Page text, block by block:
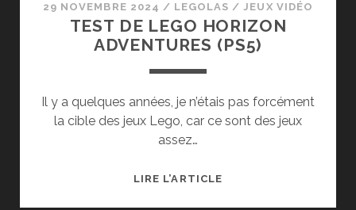
29 NOVEMBRE 2024 / LEGOLAS /JEUX VIDÉO
TEST DE LEGO HORIZON
ADVENTURES (PS5)
Il y a quelques années, je n’étais pas forcément
la cible des jeux Lego, car ce sont des jeux
assez…
LIRE L’ARTICLETEST